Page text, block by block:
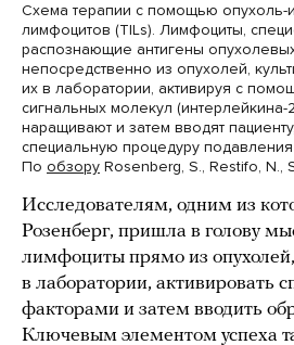
Схема терапии с помощью опухоль-
лимфоцитов (TILs). Лимфоциты,
распознающие антигены
непосредственно из опухолей,
их в лаборатории, активируя с
сигнальных молекул (интерлейкина-
наращивают и затем вводят
специальную процедуру подавления
По обзору Rosenberg, S., Restifo, N.,
Исследователям, одним из
Розенберг, пришла в голову
лимфоциты прямо из
в лаборатории, активировать
факторами и затем вводить
Ключевым элементом успеха